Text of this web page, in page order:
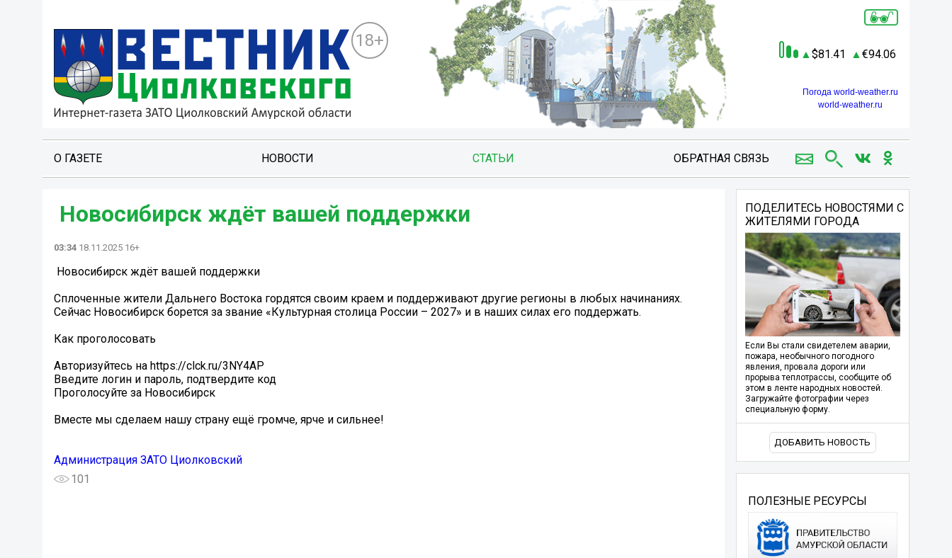
18+
81.41 94.06
Погода world-weather.ru
world-weather.ru
О ГАЗЕТЕ НОВОСТИ СТАТЬИ ОБРАТНАЯ СВЯЗЬ
️ Новосибирск ждёт вашей поддержки
03:34 18.11.2025 16+
️ Новосибирск ждёт вашей поддержки
Сплоченные жители Дальнего Востока гордятся своим краем и поддерживают другие регионы в любых начинаниях.
Сейчас Новосибирск борется за звание «Культурная столица России – 2027» и в наших силах его поддержать.
Как проголосовать️
Авторизуйтесь на https://clck.ru/3NY4AP
Введите логин и пароль, подтвердите код
Проголосуйте за Новосибирск
Вместе мы сделаем нашу страну ещё громче, ярче и сильнее!
Администрация ЗАТО Циолковский
101
ПОДЕЛИТЕСЬ НОВОСТЯМИ С
ЖИТЕЛЯМИ ГОРОДА
Если Вы стали свидетелем аварии,
пожара, необычного погодного
явления, провала дороги или
прорыва теплотрассы, сообщите об
этом в ленте народных новостей.
Загружайте фотографии через
специальную форму.
ДОБАВИТЬ НОВОСТЬ
ПОЛЕЗНЫЕ РЕСУРСЫ